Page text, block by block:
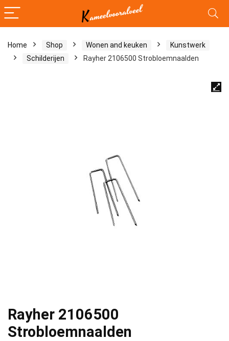
Home Shop Wonen and keuken
Kunstwerk
Schilderijen
Rayher 2106500 Strobloemnaalden
Rayher 2106500
Strobloemnaalden